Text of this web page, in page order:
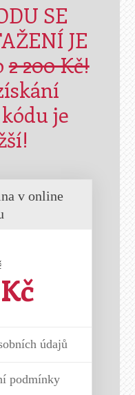
SE
JE
2 200 Kč!
je
v online
údajů
podmínky